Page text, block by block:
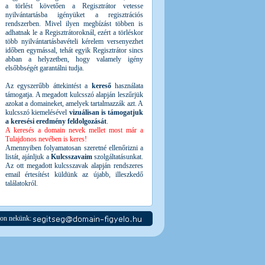
a törlést követően a Regisztrátor vetesse
nyilvántartásba igényüket a regisztrációs
rendszerben. Mivel ilyen megbízást többen is
adhatnak le a Regisztrátoroknál, ezért a törléskor
több nyilvántartásbavételi kérelem versenyezhet
időben egymással, tehát egyik Regisztrátor sincs
abban a helyzetben, hogy valamely igény
elsőbbségét garantálni tudja.
Az egyszerűbb áttekintést a keresőhasználata
támogatja. A megadott kulcsszó alapján leszűrjük
azokat a domaineket, amelyek tartalmazzák azt. A
kulcsszó kiemelésével vizuálisan is támogatjuk
a keresési eredmény feldolgozását.
A keresés a domain nevek mellet most már a
Tulajdonos nevében is keres!
Amennyiben folyamatosan szeretné ellenőrizni a
listát, ajánljuk a Kulcsszavaimszolgáltatásunkat.
Az ott megadott kulcsszavak alapján rendszeres
email értesítést küldünk az újabb, illeszkedő
találatokról.
nekünk: